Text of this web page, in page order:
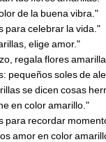
de la buena vibra."
para celebrar la vida."
elige amor."
regala flores
pequeños soles de
se dicen cosas
en color amarillo."
para recordar
amor en color